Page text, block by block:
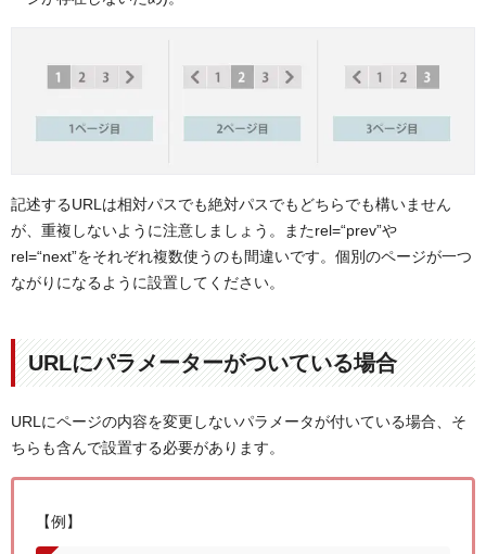
記述するURLは相対パスでも絶対パスでもどちらでも構いません
が、重複しないように注意しましょう。またrel=“prev”や
rel=“next”をそれぞれ複数使うのも間違いです。個別のページが一つ
ながりになるように設置してください。
URLにパラメーターがついている場合
URLにページの内容を変更しないパラメータが付いている場合、そ
ちらも含んで設置する必要があります。
【例】